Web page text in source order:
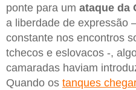
ponte para um ataque da
a liberdade de expressão
constante nos encontros
tchecos e eslovacos -,
camaradas haviam
Quando os tanques